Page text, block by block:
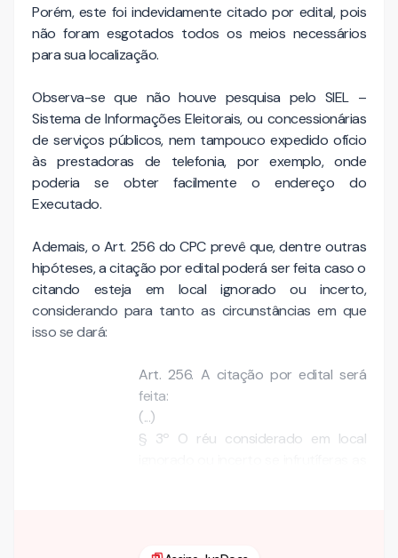
Porém, este foi indevidamente citado por edital, pois
não foram esgotados todos os meios necessários
para sua localização.
Observa-se que não houve pesquisa pelo SIEL –
Sistema de Informações Eleitorais, ou concessionárias
de serviços públicos, nem tampouco expedido ofício
às prestadoras de telefonia, por exemplo, onde
poderia se obter facilmente o endereço do
Executado.
Ademais, o Art. 256 do CPC prevê que, dentre outras
hipóteses, a citação por edital poderá ser feita caso o
citando esteja em local ignorado ou incerto,
considerando para tanto as circunstâncias em que
isso se dará:
Art. 256. A citação por edital será
feita:
(...)
§ 3º O réu considerado em local